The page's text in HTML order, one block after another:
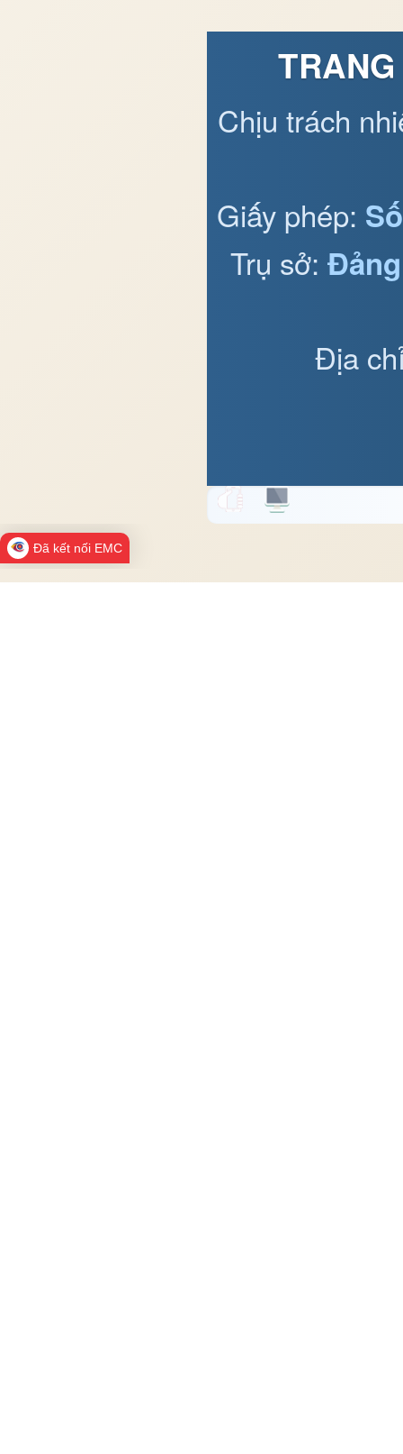
Chịu trách
Giấy phép:
Trụ sở:
Địa
Đã kết nối EMC